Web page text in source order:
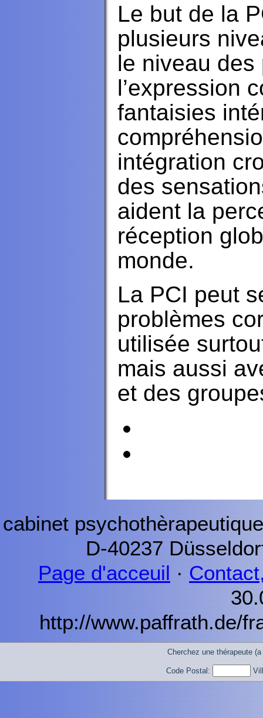
Le but de la
plusieurs
le niveau
l’expression
fantaisies
intégration
des
aident la
réception
monde.
La PCI peut
problèmes
utilisée
mais aussi
et des
cabinet
D-40237
Page d'acceuil ·
http://www.paffrath.de/
Cherchez une thérapeute
Code Postal: